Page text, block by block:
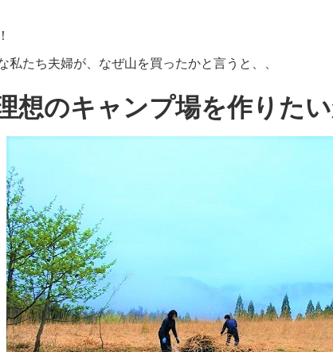
私たち夫婦が、なぜ山を買ったかと言うと、、
想のキャンプ場を作りた